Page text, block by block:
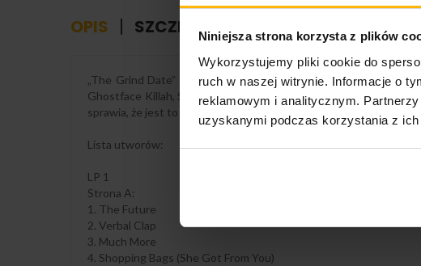
Niniejsza strona korzysta z plików
Wykorzystujemy pliki cookie do
ruch w naszej witrynie. Informacje o
reklamowym i analitycznym.
uzyskanymi podczas korzystania z ich
OPIS SZCZEGÓŁY PRODUKTU
„The Grind Date” to siódmy album studyjny pionierów hip-
Ghostface Killah, Sean Paul, Flava Flav oraz producenta J Dilla
sprawia, że jest to album o wysokiej jakości, pozbawiony
Lista utworów:
LP 1
Strona A:
1. The Future
2. Verbal Clap
3. Much More
4. Shopping Bags (She Got From You)